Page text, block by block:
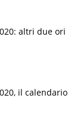
altri due ori
il calendario